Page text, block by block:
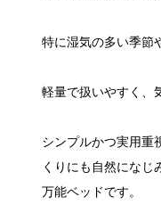
特に湿気の多い季節
軽量で扱いやすく、
シンプルかつ実用重
くりにも自然になじ
万能ベッドです。